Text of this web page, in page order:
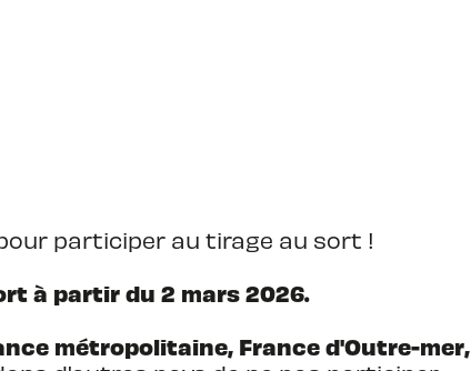
participer au tirage au sort !
à partir du 2 mars 2026.
métropolitaine, France d'Outre-mer,